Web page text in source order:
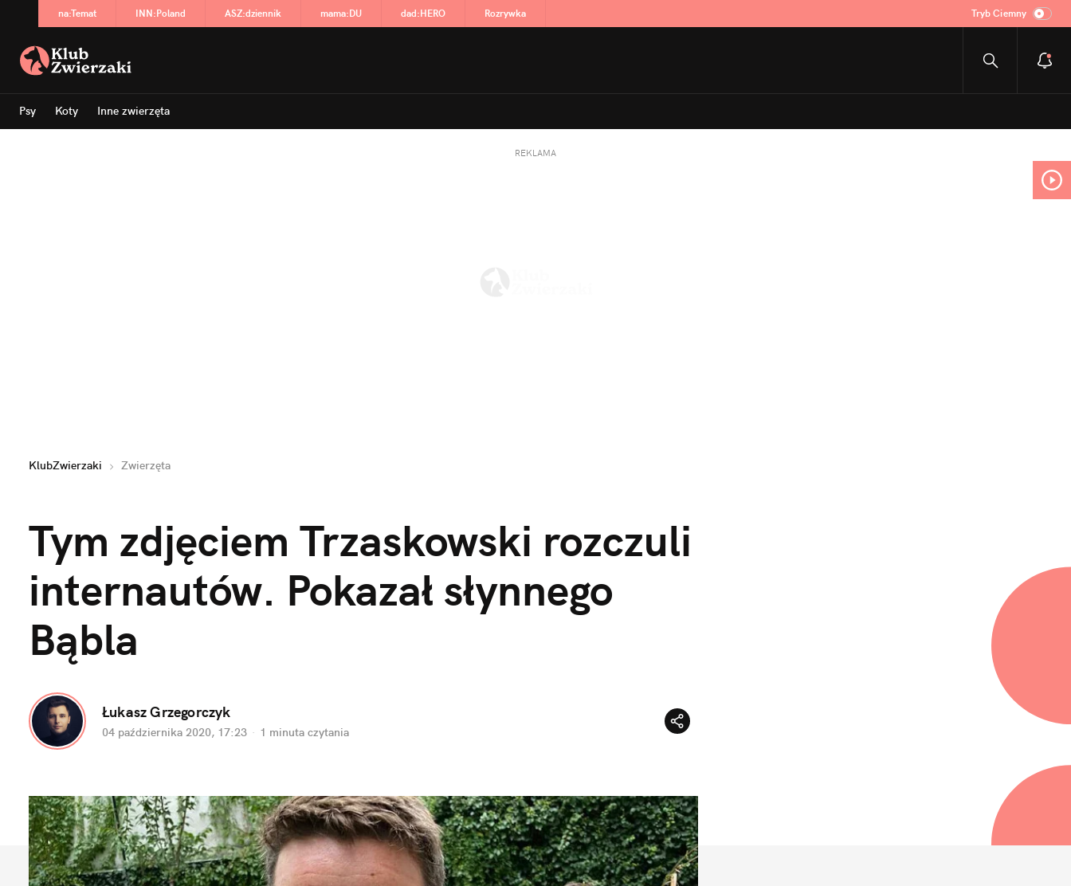
na:Temat INN:Poland ASZ:dziennik mama:DU dad:HERO Rozrywka Tryb Ciemny
Psy Koty Inne zwierzęta
REKLAMA
KlubZwierzaki Zwierzęta
Tym zdjęciem Trzaskowski rozczuli
internautów. Pokazał słynnego
Bąbla
Łukasz Grzegorczyk
04 października 2020, 17:23 · 1 minuta czytania